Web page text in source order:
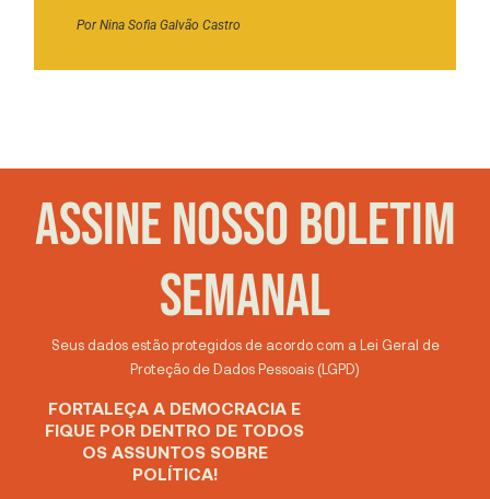
PorNina Sofia Galvão Castro
ASSINE NOSSO BOLETIM
SEMANAL
Seus dados estão protegidos de acordo com a Lei Geral de
Proteção de Dados Pessoais (LGPD)
FORTALEÇA A DEMOCRACIA E
FIQUE POR DENTRO DE TODOS
OS ASSUNTOS SOBRE
POLÍTICA!